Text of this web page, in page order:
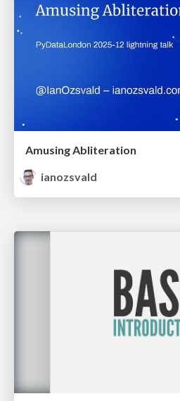
Amusing Abliteration
ianozsvald